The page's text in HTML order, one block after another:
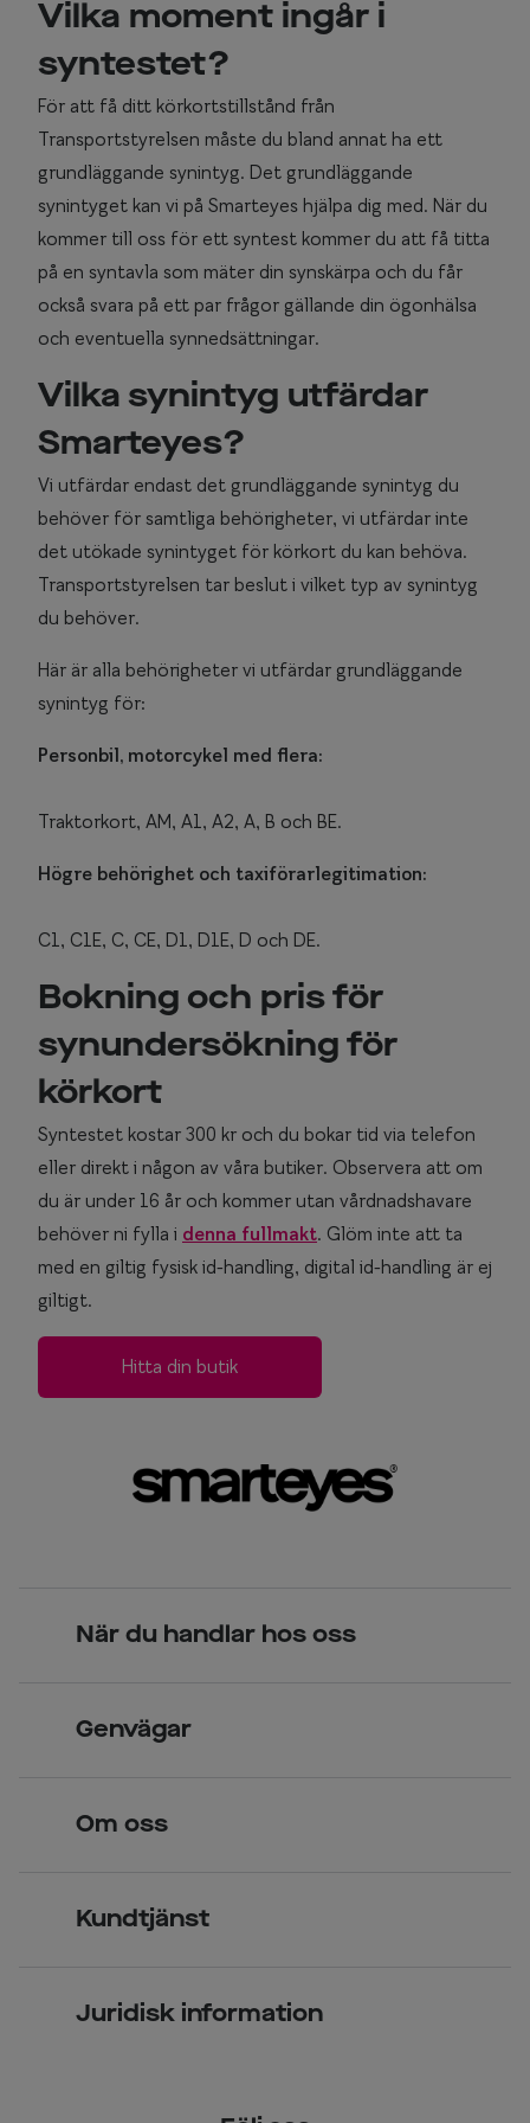
Vilka moment ingår i
syntestet?
För att få ditt körkortstillstånd från
Transportstyrelsen måste du bland annat ha ett
grundläggande synintyg. Det grundläggande
synintyget kan vi på Smarteyes hjälpa dig med. När du
kommer till oss för ett syntest kommer du att få titta
på en syntavla som mäter din synskärpa och du får
också svara på ett par frågor gällande din ögonhälsa
och eventuella synnedsättningar.
Vilka synintyg utfärdar
Smarteyes?
Vi utfärdar endast det grundläggande synintyg du
behöver för samtliga behörigheter, vi utfärdar inte
det utökade synintyget för körkort du kan behöva.
Transportstyrelsen tar beslut i vilket typ av synintyg
du behöver.
Här är alla behörigheter vi utfärdar grundläggande
synintyg för:
Personbil, motorcykel med flera:
Traktorkort, AM, A1, A2, A, B och BE.
Högre behörighet och taxiförarlegitimation:
C1, C1E, C, CE, D1, D1E, D och DE.
Bokning och pris för
synundersökning för
körkort
Syntestet kostar 300 kr och du bokar tid via telefon
eller direkt i någon av våra butiker. Observera att om
du är under 16 år och kommer utan vårdnadshavare
behöver ni fylla i denna fullmakt. Glöm inte att ta
med en giltig fysisk id-handling, digital id-handling är ej
giltigt.
Hitta din butik
När du handlar hos oss
Över 70 butiker
Genvägar
Kontaktlinser
Om oss
Kundtjänst
Juridisk information